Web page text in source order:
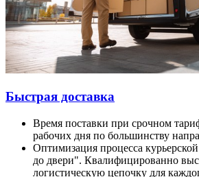
Быстрая доставка
Время поставки при срочном
рабочих дня по большинству
Оптимизация процесса
до двери". Квалифицированно
логистическую цепочку для